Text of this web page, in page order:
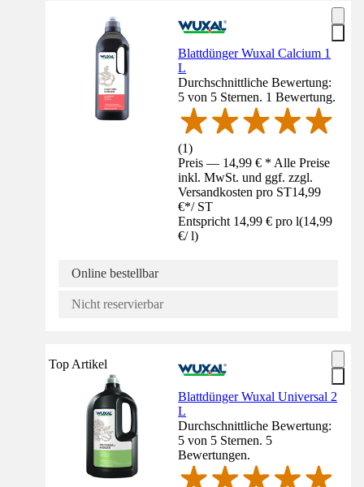
Blattdünger Wuxal Calcium 1
L
Durchschnittliche Bewertung:
5 von 5 Sternen. 1 Bewertung.
(1)
Preis — 14,99 € * Alle Preise
inkl. MwSt. und ggf. zzgl.
Versandkosten pro ST14,99
€*/ ST
Entspricht 14,99 € pro l(14,99
€/ l)
Online bestellbar
Nicht reservierbar
Top Artikel
Blattdünger Wuxal Universal 2
L
Durchschnittliche Bewertung:
5 von 5 Sternen. 5
Bewertungen.